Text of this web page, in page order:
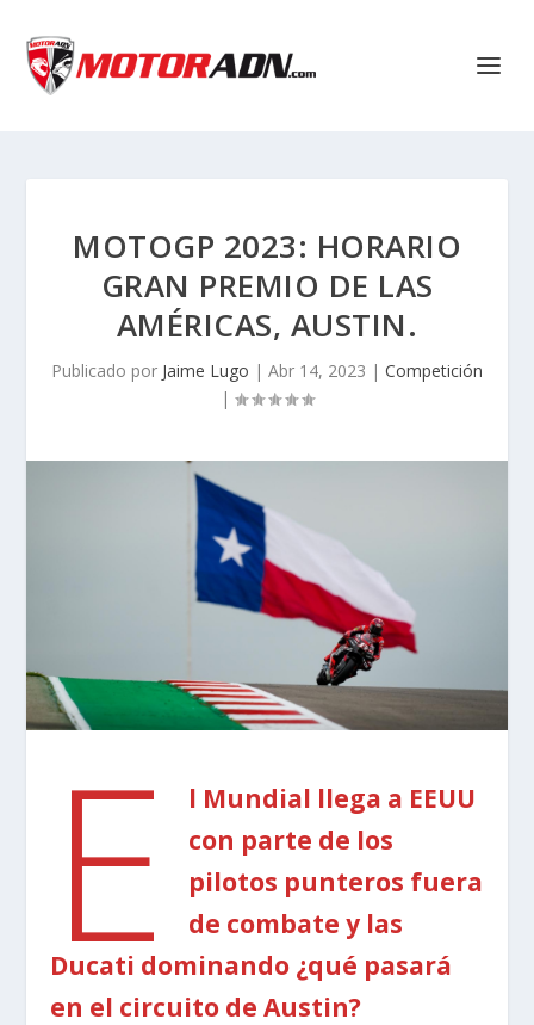
MOTOGP 2023: HORARIO
GRAN PREMIO DE LAS
AMÉRICAS, AUSTIN.
Publicado por Jaime Lugo | Abr 14, 2023 | Competición
|
E
l Mundial llega a EEUU
con parte de los
pilotos punteros fuera
de combate y las
Ducati dominando ¿qué pasará
en el circuito de Austin?